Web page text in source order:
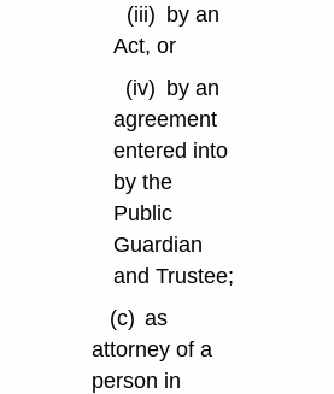
(iii) by an
Act, or
(iv) by an
agreement
entered into
by the
Public
Guardian
and Trustee;
(c) as
attorney of a
person in